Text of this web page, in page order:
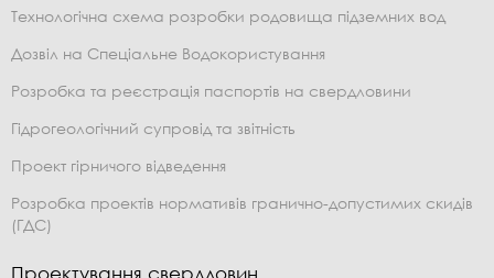
Технологічна схема розробки родовища підземних вод
Дозвіл на Спеціальне Водокористування
Розробка та реєстрація паспортів на свердловини
Гідрогеологічний супровід та звітність
Проект гірничого відведення
Розробка проектів нормативів гранично-допустимих скидів
(ГДС)
Проектування свердловин